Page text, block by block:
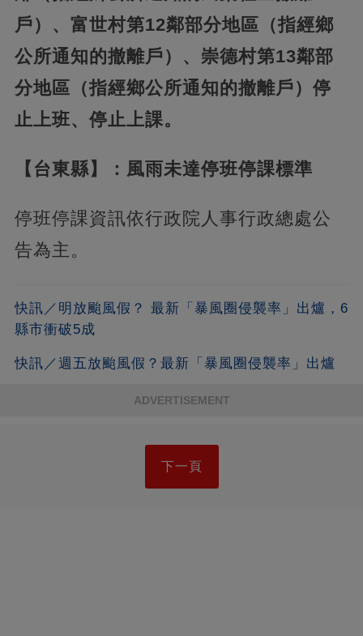
戶）、富世村第12鄰部分地區（指經鄉
公所通知的撤離戶）、崇德村第13鄰部
分地區（指經鄉公所通知的撤離戶）停
止上班、停止上課。
【台東縣】：風雨未達停班停課標準
停班停課資訊依行政院人事行政總處公
告為主。
快訊／明放颱風假？ 最新「暴風圈侵襲率」出爐，6
縣市衝破5成
快訊／週五放颱風假？最新「暴風圈侵襲率」出爐
ADVERTISEMENT
下一頁